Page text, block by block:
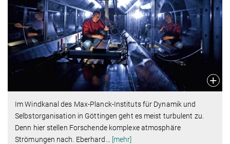
Im Windkanal des Max-Planck-Instituts für Dynamik und
Selbstorganisation in Göttingen geht es meist turbulent zu.
Denn hier stellen Forschende komplexe atmosphäre
Strömungen nach. Eberhard
[mehr]